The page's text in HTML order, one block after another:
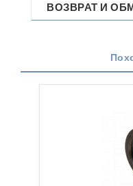
ВОЗВРАТ И